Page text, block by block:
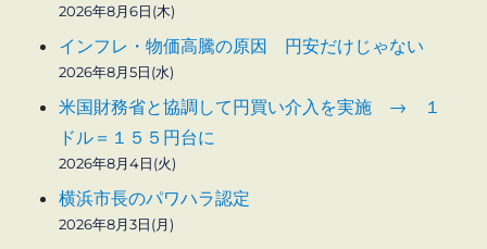
2026年8月6日(木)
インフレ・物価高騰の原因 円安だけじゃない
2026年8月5日(水)
米国財務省と協調して円買い介入を実施 → １
ドル＝１５５円台に
2026年8月4日(火)
横浜市長のパワハラ認定
2026年8月3日(月)